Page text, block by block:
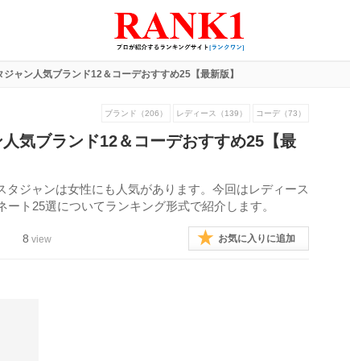
ャン人気ブランド12＆コーデおすすめ25【最新版】
ブランド（206） レディース（139） コーデ（73）
気ブランド12＆コーデおすすめ25【最
ジャンは女性にも人気があります。今回はレディース
ト25選についてランキング形式で紹介します。
8 view お気に入りに追加